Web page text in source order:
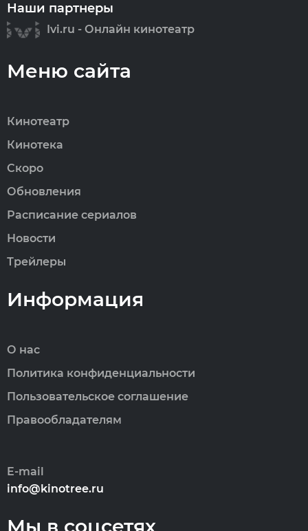
Наши партнеры
Ivi.ru - Онлайн кинотеатр
Меню сайта
Кинотеатр
Кинотека
Скоро
Обновления
Расписание сериалов
Новости
Трейлеры
Информация
О нас
Политика конфиденциальности
Пользовательское соглашение
Правообладателям
E-mail
info@kinotree.ru
Мы в соцсетях